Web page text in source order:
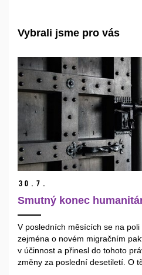
Vybrali jsme pro vás
30. 7.
Smutný konec
V posledních měsících se na
zejména o novém migračním
v účinnost a přinesl do tohoto
změny za poslední desetiletí. O